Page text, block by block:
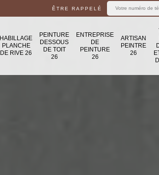
ÊTRE RAPPELÉ
HABILLAGE
PLANCHE
DE RIVE 26
PEINTURE
DESSOUS
DE TOIT
26
ENTREPRISE
DE
PEINTURE
26
ARTISAN
PEINTRE
26